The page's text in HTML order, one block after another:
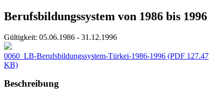
Berufsbildungssystem von 1986 bis 1996
Gültigkeit: 05.06.1986 - 31.12.1996
0060_LB-Berufsbildungssystem-Türkei-1986-1996 (PDF 127.47
KB)
Beschreibung